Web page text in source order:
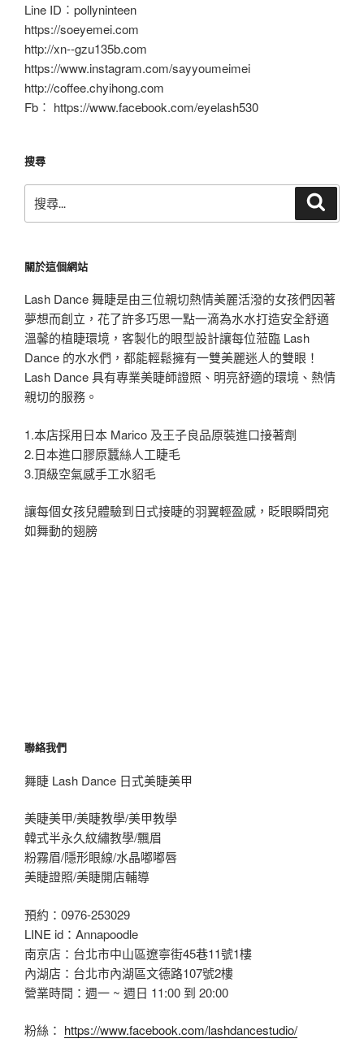
Line ID︰pollyninteen
https://soeyemei.com
http://xn--gzu135b.com
https://www.instagram.com/sayyoumeimei
http://coffee.chyihong.com
Fb︰ https://www.facebook.com/eyelash530
搜尋
尋
字:
關於這個網站
Lash Dance 舞睫是由三位親切熱情美麗活潑的女孩們因著
夢想而創立，花了許多巧思一點一滴為水水打造安全舒適
溫馨的植睫環境，客製化的眼型設計讓每位蒞臨 Lash
Dance 的水水們，都能輕鬆擁有一雙美麗迷人的雙眼！
Lash Dance 具有專業美睫師證照、明亮舒適的環境、熱情
親切的服務。
1.本店採用日本 Marico 及王子良品原裝進口接著劑
2.日本進口膠原蠶絲人工睫毛
3.頂級空氣感手工水貂毛
讓每個女孩兒體驗到日式接睫的羽翼輕盈感，眨眼瞬間宛
如舞動的翅膀
聯絡我們
舞睫 Lash Dance 日式美睫美甲
美睫美甲/美睫教學/美甲教學
韓式半永久紋繡教學/飄眉
粉霧眉/隱形眼線/水晶嘟嘟唇
美睫證照/美睫開店輔導
預約：0976-253029
LINE id：Annapoodle
南京店：台北市中山區遼寧街45巷11號1樓
內湖店：台北市內湖區文德路107號2樓
營業時間：週一 ~ 週日 11:00 到 20:00
粉絲： https://www.facebook.com/lashdancestudio/